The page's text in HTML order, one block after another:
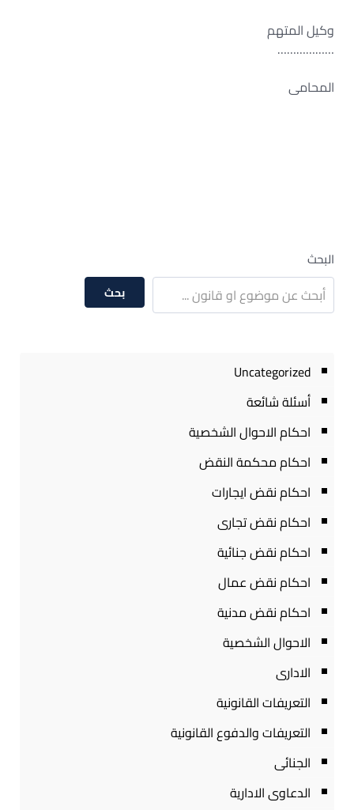
وكيل المتهم
………………
المحامى
البحث
بحث
Uncategorized
أسئلة شائعة
احكام الاحوال الشخصية
احكام محكمة النقض
احكام نقض ايجارات
احكام نقض تجارى
احكام نقض جنائية
احكام نقض عمال
احكام نقض مدنية
الاحوال الشخصية
الادارى
التعريفات القانونية
التعريفات والدفوع القانونية
الجنائى
الدعاوى الادارية